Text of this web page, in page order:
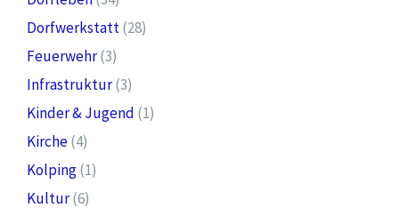
Dorfwerkstatt(28)
Feuerwehr(3)
Infrastruktur(3)
Kinder & Jugend (1)
Kirche(4)
Kolping(1)
Kultur(6)